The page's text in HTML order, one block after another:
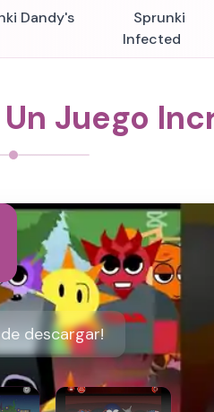
Dandy's
Sprunki
Infected
Juego
descargar!